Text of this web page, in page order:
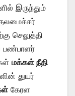
இருந்தும்
செலுத்தி
பண்பாளர்
மக்கள் நீதி
துயர்
கேரள